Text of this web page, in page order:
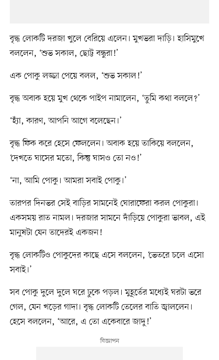
বৃদ্ধ লোকটি দরজা খুলে বেরিয়ে এলেন। মুখভরা দাড়ি। হাসিমুখে
বললেন, ‘শুভ সকাল, ছোট্ট বন্ধুরা!’
এক পোকু লজ্জা পেয়ে বলল, ‘শুভ সকাল!’
বৃদ্ধ অবাক হয়ে মুখ থেকে পাইপ নামালেন, ‘তুমি কথা বললে?’
‘হ্যাঁ, কারণ, আপনি আগে বলেছেন।’
বৃদ্ধ ফিক করে হেসে ফেললেন। অবাক হয়ে তাকিয়ে বললেন,
‘দেখতে ঘাসের মতো, কিন্তু ঘাসও তো নও!’
‘না, আমি পোকু। আমরা সবাই পোকু।’
তারপর দিনভর সেই বাড়ির সামনেই ঘোরাফেরা করল পোকুরা।
একসময় রাত নামল। দরজার সামনে দাঁড়িয়ে পোকুরা ভাবল, এই
মানুষটা যেন তাদেরই একজন!
বৃদ্ধ লোকটিও পোকুদের কাছে এসে বললেন, ‘ভেতরে চলে এসো
সবাই।’
সব পোকু দুলে দুলে ঘরে ঢুকে পড়ল। মুহূর্তের মধ্যেই ঘরটা ভরে
গেল, যেন খড়ের গাদা। বৃদ্ধ লোকটি তেলের বাতি জ্বাললেন।
হেসে বললেন, ‘আরে, এ তো একেবারে জাদু!’